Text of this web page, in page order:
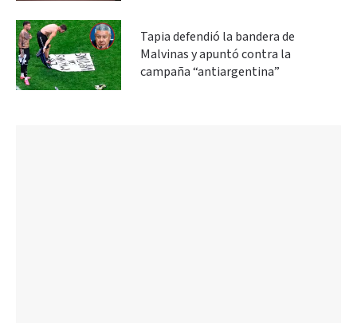
Tapia defendió la bandera de
Malvinas y apuntó contra la
campaña “antiargentina”